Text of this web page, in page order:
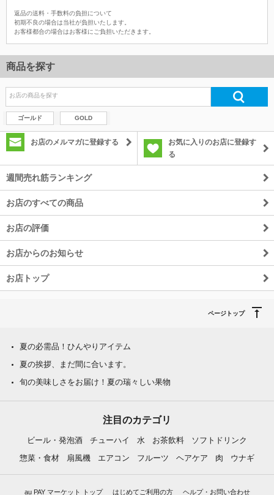
返品の送料・手数料の負担について
初期不良の場合は当社が負担いたします。
お客様都合の場合はお客様にご負担いただきます。
商品を探す
ゴールド GOLD
お店のメルマガに登録する
お気に入りのお店に登録す
る
週間売れ筋ランキング
お店のすべての商品
お店の評価
お店からのお知らせ
お店トップ
ページトップ
夏の必需品！ひんやりアイテム
夏の挨拶、まだ間に合います。
旬の美味しさをお届け！夏の瑞々しい果物
注目のカテゴリ
ビール・発泡酒 チューハイ 水 お茶飲料
ソフトドリンク
惣菜・食材
扇風機 エアコン フルーツ ヘアケア 肉 ウナギ
au PAY マーケット トップ はじめてご利用の方 ヘルプ・お問い合わせ